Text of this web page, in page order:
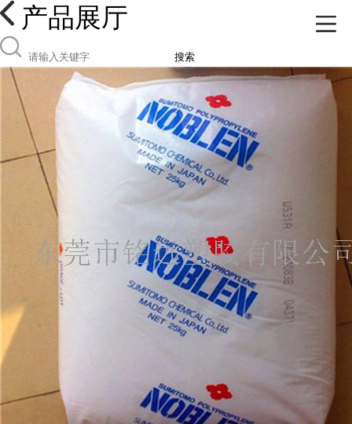
产品展厅
搜索